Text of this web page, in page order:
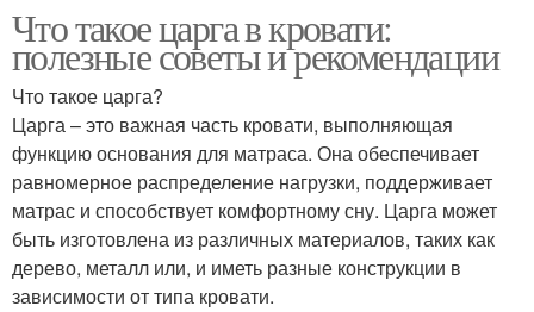
Что такое царга в кровати:
полезные советы и рекомендации
Что такое царга?
Царга – это важная часть кровати, выполняющая
функцию основания для матраса. Она обеспечивает
равномерное распределение нагрузки, поддерживает
матрас и способствует комфортному сну. Царга может
быть изготовлена из различных материалов, таких как
дерево, металл или, и иметь разные конструкции в
зависимости от типа кровати.